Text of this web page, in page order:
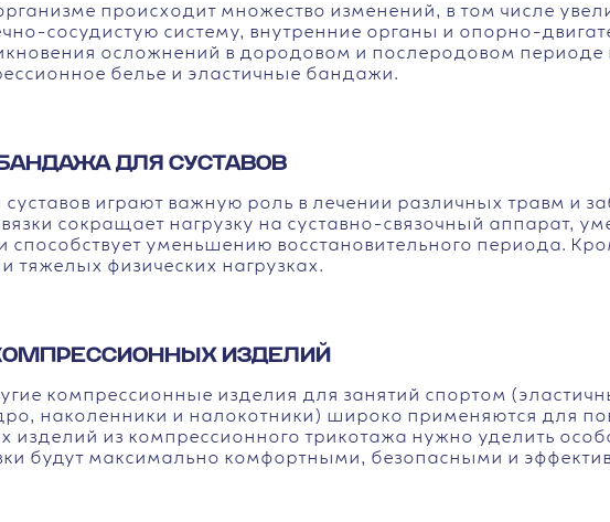
происходит множество изменений, в том числе
сосудистую систему, внутренние органы и опорно-
осложнений в дородовом и послеродовом
белье и эластичные бандажи.
ДЛЯ СУСТАВОВ
играют важную роль в лечении различных травм и
сокращает нагрузку на суставно-связочный аппарат,
уменьшению восстановительного периода.
тяжелых физических нагрузках.
ИЗДЕЛИЙ
компрессионные изделия для занятий спортом
наколенники и налокотники) широко применяются для
изделий из компрессионного трикотажа нужно уделить
будут максимально комфортными, безопасными и